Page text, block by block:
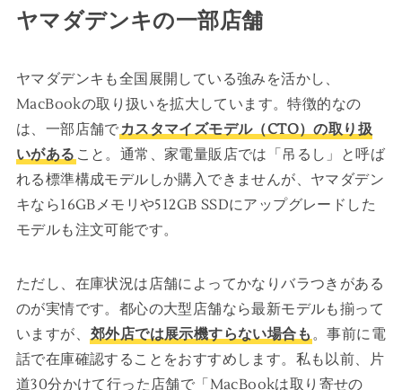
ヤマダデンキの一部店舗
ヤマダデンキも全国展開している強みを活かし、
MacBookの取り扱いを拡大しています。特徴的なの
は、一部店舗でカスタマイズモデル（CTO）の取り扱
いがあること。通常、家電量販店では「吊るし」と呼ば
れる標準構成モデルしか購入できませんが、ヤマダデン
キなら16GBメモリや512GB SSDにアップグレードした
モデルも注文可能です。
ただし、在庫状況は店舗によってかなりバラつきがある
のが実情です。都心の大型店舗なら最新モデルも揃って
いますが、 郊外店では展示機すらない場合も。事前に電
話で在庫確認することをおすすめします。私も以前、片
道30分かけて行った店舗で「MacBookは取り寄せの